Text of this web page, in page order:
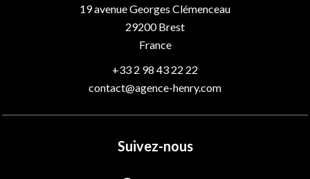
19 avenue Georges Clémenceau
29200Brest
France
+33 2 98 43 22 22
contact@agence-henry.com
Suivez-nous